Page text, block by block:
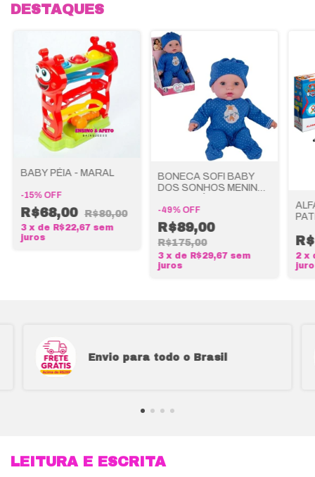
DESTAQUES
BABY PÉIA - MARAL
-15% OFF
R$68,00 R$80,00
3 x de R$22,67 sem
juros
BONECA SOFI BABY
DOS SONHOS MENINO
-49% OFF
R$89,00
R$175,00
3 x de R$29,67 sem
juros
2 x
Envio para todo o Brasil
LEITURA E ESCRITA